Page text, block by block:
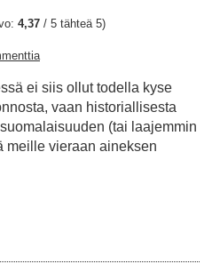
4,37 / 5 tähteä 5)
ei siis ollut todella kyse
vaan historiallisesta
(tai laajemmin
meille vieraan aineksen